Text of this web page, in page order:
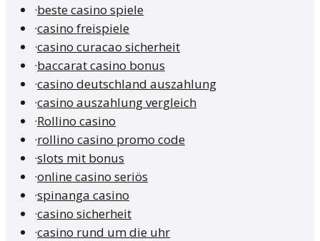
·beste casino spiele
·casino freispiele
·casino curacao sicherheit
·baccarat casino bonus
·casino deutschland auszahlung
·casino auszahlung vergleich
·Rollino casino
·rollino casino promo code
·slots mit bonus
·online casino seriös
·spinanga casino
·casino sicherheit
·casino rund um die uhr